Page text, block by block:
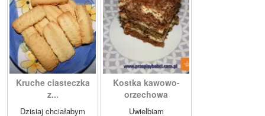
Kruche ciasteczka
z...
Dzisiaj chciałabym
Kostka kawowo-
orzechowa
Uwielbiam